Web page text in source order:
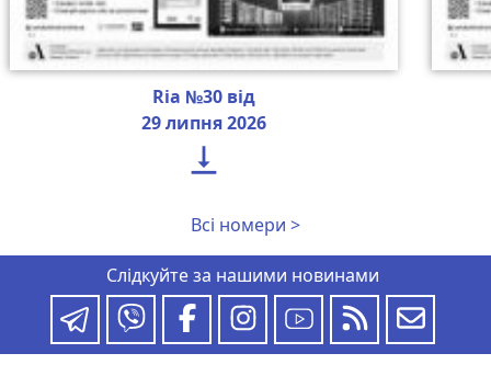
Ria №30 від
29 липня 2026

Всі номери >
Слідкуйте за нашими новинами